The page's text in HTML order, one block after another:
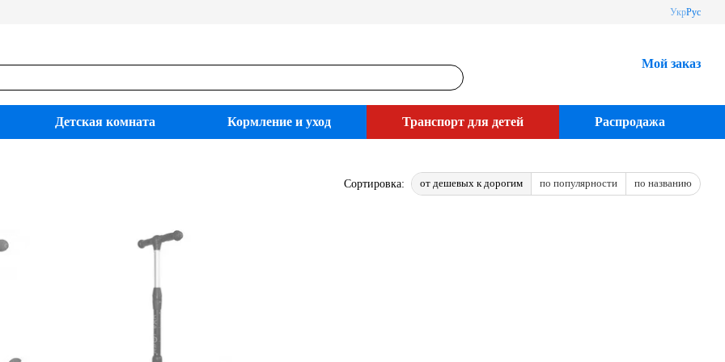
УкрРус
Мой заказ
Детская комната Кормление и уход Транспорт для детей Распродажа
Сортировка: от дешевых к дорогим по популярности по названию